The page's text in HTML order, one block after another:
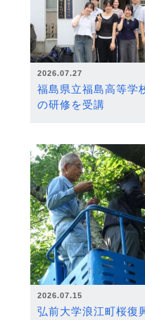
2026.07.27
福島県立福島高等学
の研修を受講
2026.07.15
弘前大学浪江町桜